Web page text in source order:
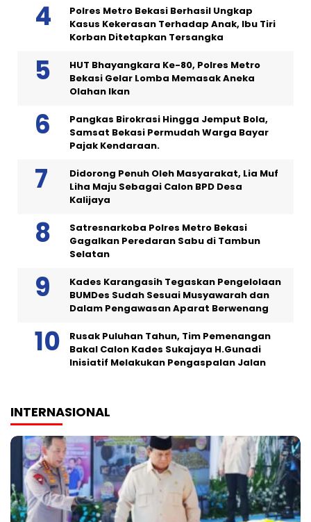
Polres Metro Bekasi Berhasil Ungkap
Kasus Kekerasan Terhadap Anak, Ibu Tiri
Korban Ditetapkan Tersangka
HUT Bhayangkara Ke-80, Polres Metro
Bekasi Gelar Lomba Memasak Aneka
Olahan Ikan
Pangkas Birokrasi Hingga Jemput Bola,
Samsat Bekasi Permudah Warga Bayar
Pajak Kendaraan.
Didorong Penuh Oleh Masyarakat, Lia Muf
Liha Maju Sebagai Calon BPD Desa
Kalijaya
Satresnarkoba Polres Metro Bekasi
Gagalkan Peredaran Sabu di Tambun
Selatan
Kades Karangasih Tegaskan Pengelolaan
BUMDes Sudah Sesuai Musyawarah dan
Dalam Pengawasan Aparat Berwenang
Rusak Puluhan Tahun, Tim Pemenangan
Bakal Calon Kades Sukajaya H.Gunadi
Inisiatif Melakukan Pengaspalan Jalan
INTERNASIONAL